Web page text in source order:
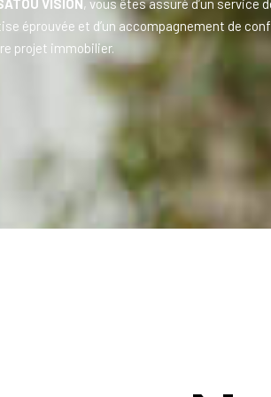
VISION , vous êtes assuré d’un service
éprouvée et d’un accompagnement de
projet immobilier.